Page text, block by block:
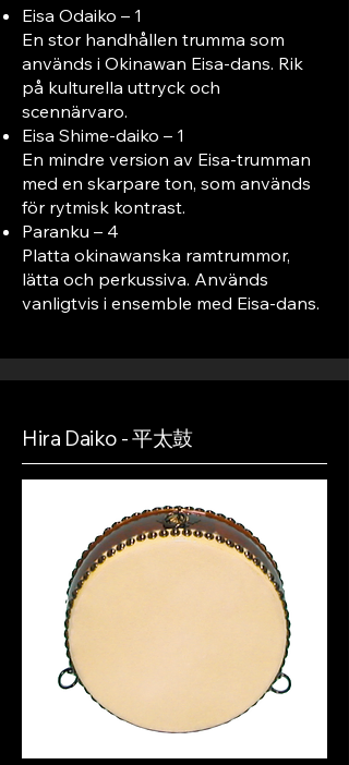
Eisa Odaiko – 1
En stor handhållen trumma som
används i Okinawan Eisa-dans. Rik
på kulturella uttryck och
scennärvaro.
Eisa Shime-daiko – 1
En mindre version av Eisa-trumman
med en skarpare ton, som används
för rytmisk kontrast.
Paranku – 4
Platta okinawanska ramtrummor,
lätta och perkussiva. Används
vanligtvis i ensemble med Eisa-dans.
Hira Daiko - 平太鼓